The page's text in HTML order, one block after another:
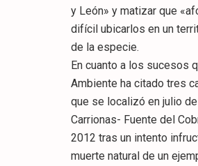
y León» y matizar que
difícil ubicarlos en un
de la especie.
En cuanto a los sucesos
Ambiente ha citado tres
que se localizó en julio
Carrionas- Fuente del
2012 tras un intento
muerte natural de un